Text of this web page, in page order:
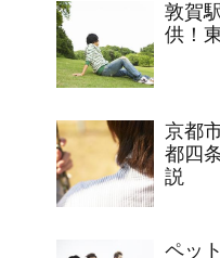
敦賀
供！
京都
都四
説
ペッ